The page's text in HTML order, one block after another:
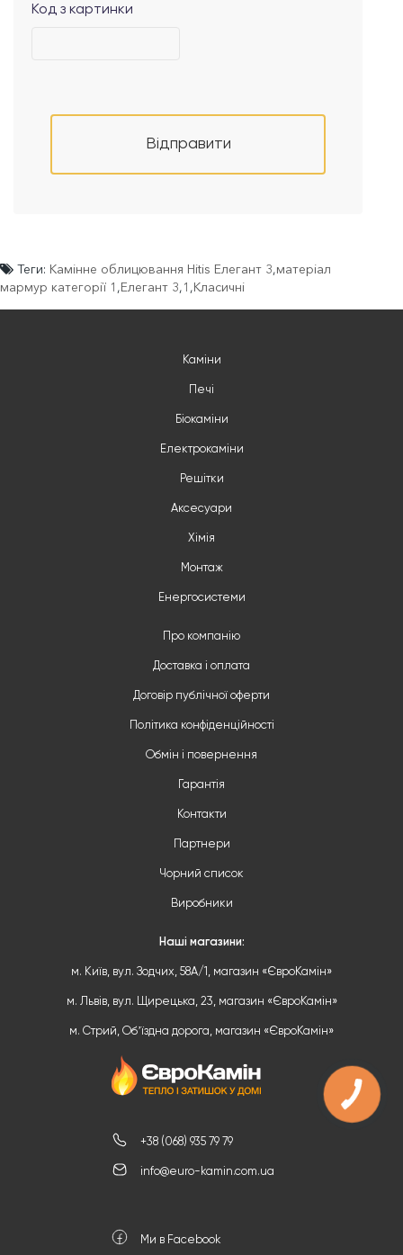
Код з картинки
Відправити
Теги: Камінне облицювання Hitis Елегант 3,матеріал
мармур категорії 1 ,Елегант 3,1 ,Класичні
+38 (068) 935 79 79
info@euro-kamin.com.ua
Ми в Facebook
Каміни
Печі
Біокаміни
Електрокаміни
Решітки
Аксесуари
Хімія
Монтаж
Енергосистеми
Про компанію
Доставка і оплата
Договір публічної оферти
Політика конфіденційності
Обмін і повернення
Гарантія
Контакти
Партнери
Чорний список
Виробники
Наші магазини:
м. Київ, вул. Зодчих, 58А/1, магазин «ЄвроКамін»
м. Львів, вул. Щирецька, 23, магазин «ЄвроКамін»
м. Стрий, Обʼїздна дорога, магазин «ЄвроКамін»